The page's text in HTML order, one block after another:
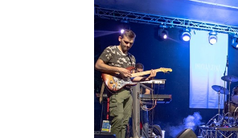
TELEFONSKI IMENIK